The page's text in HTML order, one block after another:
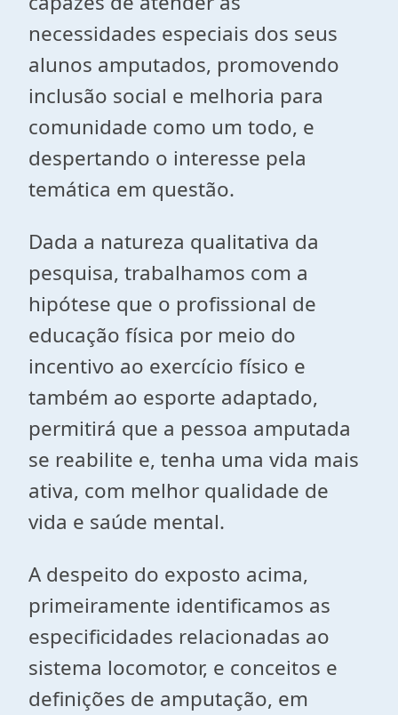
necessidades especiais dos seus
alunos amputados, promovendo
inclusão social e melhoria para
comunidade como um todo, e
despertando o interesse pela
temática em questão.
Dada a natureza qualitativa da
pesquisa, trabalhamos com a
hipótese que o profissional de
educação física por meio do
incentivo ao exercício físico e
também ao esporte adaptado,
permitirá que a pessoa amputada
se reabilite e, tenha uma vida mais
ativa, com melhor qualidade de
vida e saúde mental.
A despeito do exposto acima,
primeiramente identificamos as
especificidades relacionadas ao
sistema locomotor, e conceitos e
definições de amputação, em